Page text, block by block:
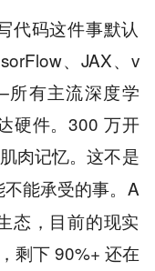
代码这件事默认
、JAX、v
有主流深度学
硬件。300 万开
肉记忆。这不是
能承受的事。A
态，目前的现实
剩下 90%+ 还在